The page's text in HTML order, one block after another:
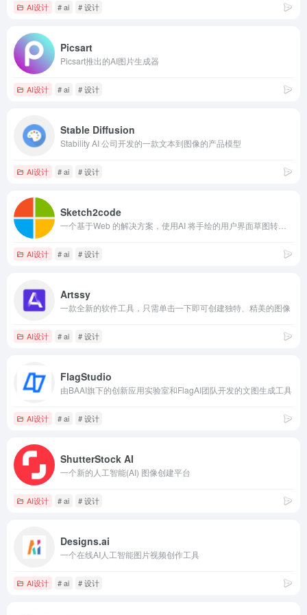
AI设计 # ai # 设计
Picsart
Picsart推出的AI图片生成器
AI设计 # ai # 设计
Stable Diffusion
Stability AI 公司开发的一款文本到图像的产品模型
AI设计 # ai # 设计
Sketch2code
AI设计 # ai # 设计
Artssy
一款全新的软件工具，只需单击一下即可创建独特、精美的图像
AI设计 # ai # 设计
FlagStudio
由BAAI旗下的创新应用实验室和FlagAI团队开发的文图生成工具
AI设计 # ai # 设计
ShutterStock AI
一个新的人工智能(AI) 图像创建平台
AI设计 # ai # 设计
Designs.ai
一个在线AI人工智能图片视频创作工具
AI设计 # ai # 设计